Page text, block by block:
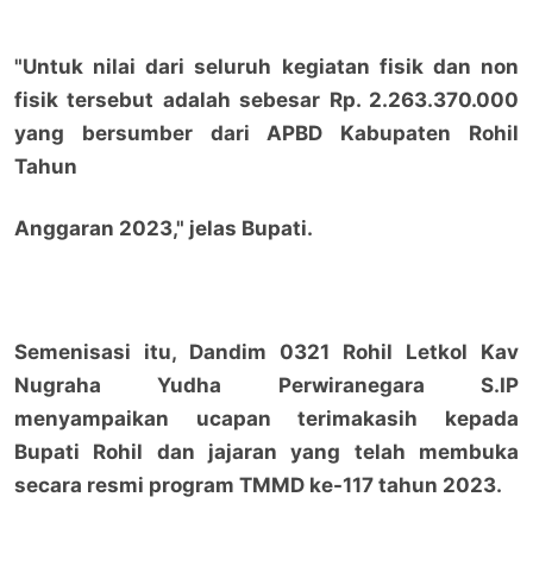
"Untuk nilai dari seluruh kegiatan fisik dan non
fisik tersebut adalah sebesar Rp. 2.263.370.000
yang bersumber dari APBD Kabupaten Rohil
Tahun
Anggaran 2023," jelas Bupati.
Semenisasi itu, Dandim 0321 Rohil Letkol Kav
Nugraha Yudha Perwiranegara S.IP
menyampaikan ucapan terimakasih kepada
Bupati Rohil dan jajaran yang telah membuka
secara resmi program TMMD ke-117 tahun 2023.